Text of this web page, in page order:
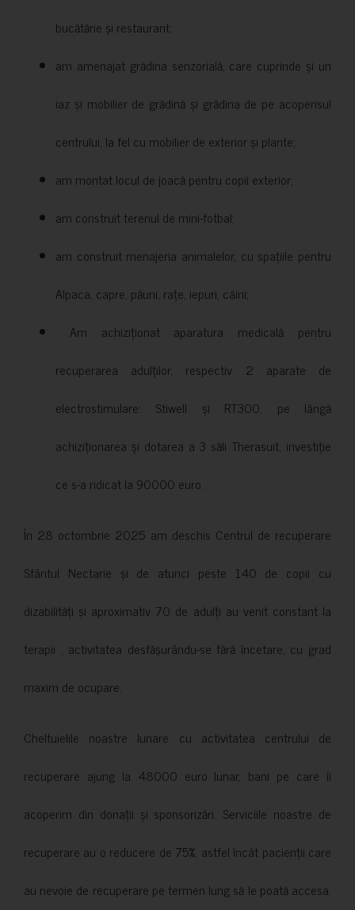
bucătărie și restaurant;
am amenajat grădina senzorială, care cuprinde și un
iaz și mobilier de grădină și grădina de pe acoperisul
centrului, la fel cu mobilier de exterior și plante;
am montat locul de joacă pentru copii exterior;
am construit terenul de mini-fotbal;
am construit menajeria animalelor, cu spațiile pentru
Alpaca, capre, păuni, rațe, iepuri, câini;
Am achiziționat aparatura medicală pentru
recuperarea adulților, respectiv 2 aparate de
electrostimulare: Stiwell și RT300, pe lângă
achiziționarea și dotarea a 3 săli Therasuit, investiție
ce s-a ridicat la 90000 euro.
În 28 octombrie 2025 am deschis Centrul de recuperare
Sfântul Nectarie și de atunci peste 140 de copii cu
dizabilități și aproximativ 70 de adulți au venit constant la
terapii , activitatea desfășurându-se fără încetare, cu grad
maxim de ocupare.
Cheltuielile noastre lunare cu activitatea centrului de
recuperare ajung la 48000 euro lunar, bani pe care îi
acoperim din donații și sponsorizări. Serviciile noastre de
recuperare au o reducere de 75%, astfel încât pacienții care
au nevoie de recuperare pe termen lung să le poată accesa.